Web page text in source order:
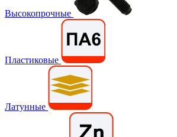
Высокопрочные
Пластиковые
Латунные